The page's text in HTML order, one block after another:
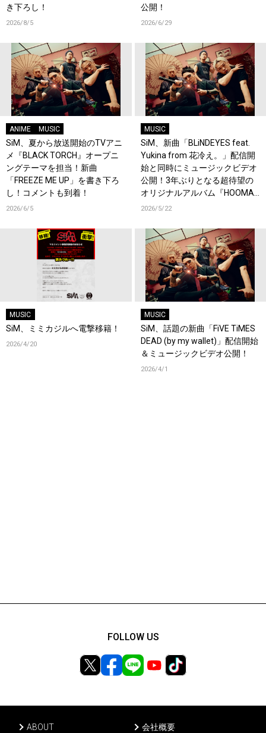
き下ろし！
2026/8/5
公開！
2026/6/29
ANIME MUSIC
SiM、夏から放送開始のTVアニ
メ『BLACK TORCH』オープニ
ングテーマを担当！新曲
「FREEZE ME UP」を書き下ろ
し！コメントも到着！
2026/6/5
MUSIC
SiM、新曲「BLiNDEYES feat.
Yukina from 花冷え。」配信開
始と同時にミュージックビデオ
公開！3年ぶりとなる超待望の
オリジナルアルバム『HOOMAN
AFTER ALL』リリース決定！
2026/5/22
MUSIC
SiM、ミミカジルへ電撃移籍！
2026/4/20
MUSIC
SiM、話題の新曲「FiVE TiMES
DEAD (by my wallet)」配信開始
＆ミュージックビデオ公開！
2026/4/1
ABOUT 会社概要
FOLLOW US